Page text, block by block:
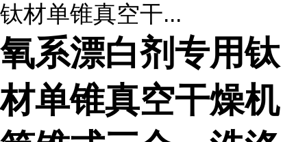
钛材单锥真空干...
氧系漂白剂专用钛
材单锥真空干燥机